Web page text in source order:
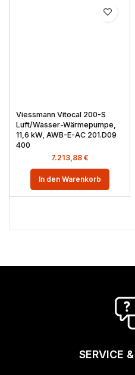
Viessmann Vitocal 200-S
Luft/Wasser-Wärmepumpe,
11,6 kW, AWB-E-AC 201.D09
400
7.213,88 €
In den Warenkorb
SERVICE